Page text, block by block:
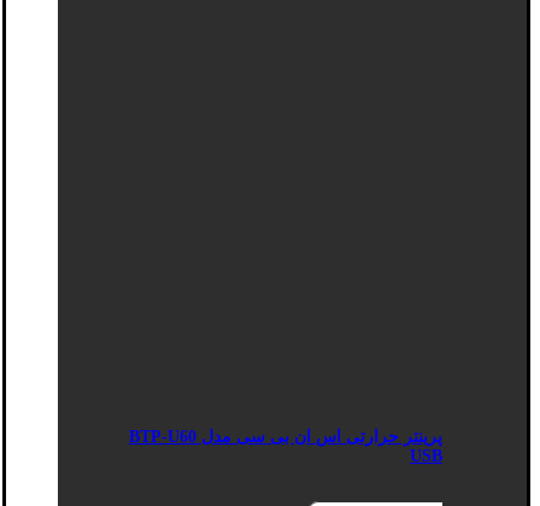
پرینتر حرارتی اس ان بی سی مدل BTP-U60
USB